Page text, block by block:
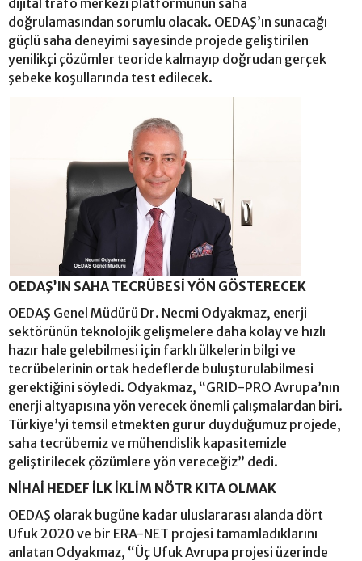
doğrulamasından sorumlu olacak. OEDAŞ’ın sunacağı
güçlü saha deneyimi sayesinde projede geliştirilen
yenilikçi çözümler teoride kalmayıp doğrudan gerçek
şebeke koşullarında test edilecek.
OEDAŞ’IN SAHA TECRÜBESİ YÖN GÖSTERECEK
OEDAŞ Genel Müdürü Dr. Necmi Odyakmaz, enerji
sektörünün teknolojik gelişmelere daha kolay ve hızlı
hazır hale gelebilmesi için farklı ülkelerin bilgi ve
tecrübelerinin ortak hedeflerde buluşturulabilmesi
gerektiğini söyledi. Odyakmaz, “GRID-PRO Avrupa’nın
enerji altyapısına yön verecek önemli çalışmalardan biri.
Türkiye’yi temsil etmekten gurur duyduğumuz projede,
saha tecrübemiz ve mühendislik kapasitemizle
geliştirilecek çözümlere yön vereceğiz” dedi.
NİHAİ HEDEF İLK İKLİM NÖTR KITA OLMAK
OEDAŞ olarak bugüne kadar uluslararası alanda dört
Ufuk 2020 ve bir ERA-NET projesi tamamladıklarını
anlatan Odyakmaz, “Üç Ufuk Avrupa projesi üzerinde